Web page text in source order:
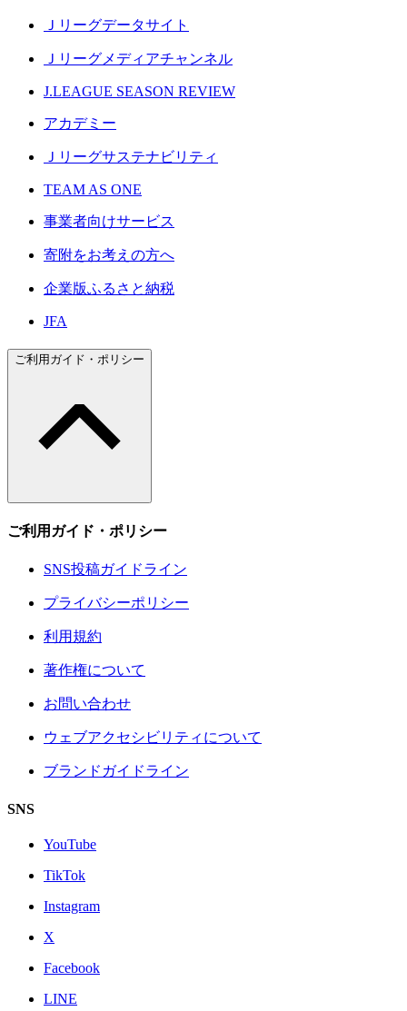
Ｊリーグデータサイト
Ｊリーグメディアチャンネル
J.LEAGUE SEASON REVIEW
アカデミー
Ｊリーグサステナビリティ
TEAM AS ONE
事業者向けサービス
寄附をお考えの方へ
企業版ふるさと納税
JFA
ご利用ガイド・ポリシー
ご利用ガイド・ポリシー
SNS投稿ガイドライン
プライバシーポリシー
利用規約
著作権について
お問い合わせ
ウェブアクセシビリティについて
ブランドガイドライン
SNS
YouTube
TikTok
Instagram
X
Facebook
LINE